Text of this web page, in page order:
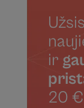
ir
20